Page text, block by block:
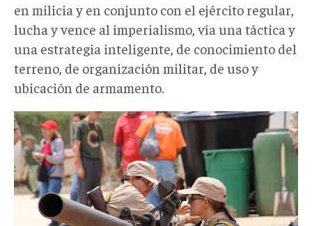
en milicia y en conjunto con el ejército regular,
lucha y vence al imperialismo, vía una táctica y
una estrategia inteligente, de conocimiento del
terreno, de organización militar, de uso y
ubicación de armamento.